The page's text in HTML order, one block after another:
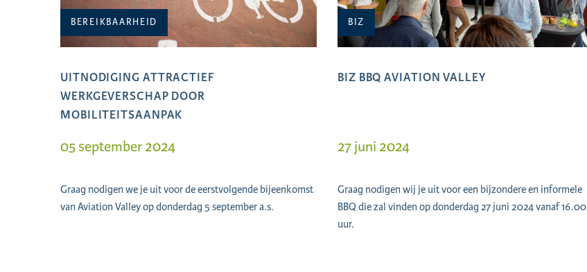
BEREIKBAARHEID
UITNODIGING ATTRACTIEF
WERKGEVERSCHAP DOOR
MOBILITEITSAANPAK
05 september 2024
Graag nodigen we je uit voor de eerstvolgende bijeenkomst
van Aviation Valley op donderdag 5 september a.s.
BIZ
BIZ BBQ AVIATION VALLEY
27 juni 2024
Graag nodigen wij je uit voor een bijzondere en informele
BBQ die zal vinden op donderdag 27 juni 2024 vanaf 16.00
uur.